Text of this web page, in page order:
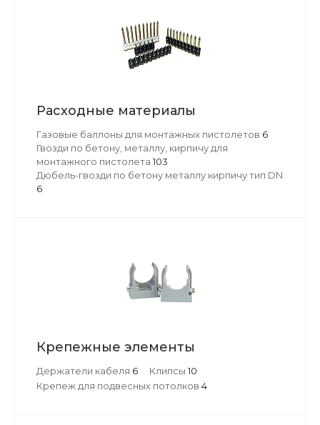
Расходные материалы
Газовые баллоны для монтажных пистолетов 6
Гвозди по бетону, металлу, кирпичу для
монтажного пистолета 103
Дюбель-гвозди по бетону металлу кирпичу тип DN
6
Крепежные элементы
Держатели кабеля 6 Клипсы 10
Крепеж для подвесных потолков 4